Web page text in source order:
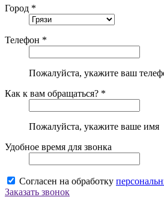
Город *
Телефон *
Пожалуйста, укажите ваш
Как к вам обращаться? *
Пожалуйста, укажите ваше имя
Удобное время для звонка
Согласен на обработку
Заказать звонок